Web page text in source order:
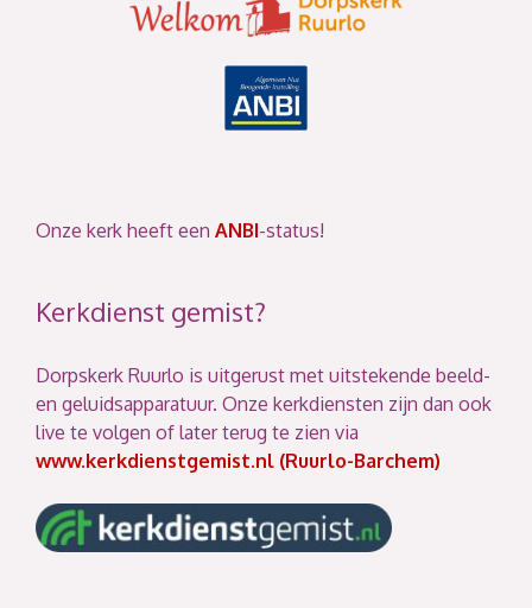
Onze kerk heeft een ANBI-status!
Kerkdienst gemist?
Dorpskerk Ruurlo is uitgerust met uitstekende beeld-
en geluidsapparatuur. Onze kerkdiensten zijn dan ook
live te volgen of later terug te zien via
www.kerkdienstgemist.nl (Ruurlo-Barchem)